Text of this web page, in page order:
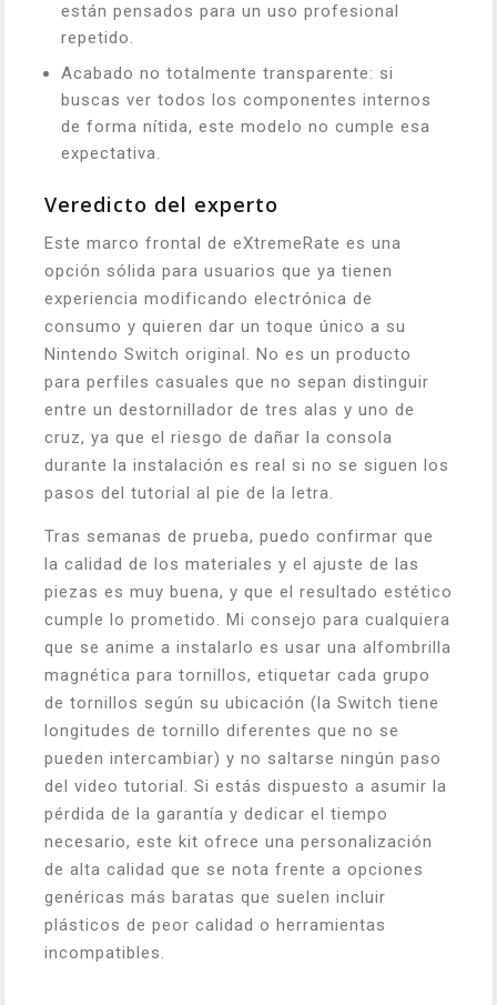
están pensados para un uso profesional
repetido.
Acabado no totalmente transparente: si
buscas ver todos los componentes internos
de forma nítida, este modelo no cumple esa
expectativa.
Veredicto del experto
Este marco frontal de eXtremeRate es una
opción sólida para usuarios que ya tienen
experiencia modificando electrónica de
consumo y quieren dar un toque único a su
Nintendo Switch original. No es un producto
para perfiles casuales que no sepan distinguir
entre un destornillador de tres alas y uno de
cruz, ya que el riesgo de dañar la consola
durante la instalación es real si no se siguen los
pasos del tutorial al pie de la letra.
Tras semanas de prueba, puedo confirmar que
la calidad de los materiales y el ajuste de las
piezas es muy buena, y que el resultado estético
cumple lo prometido. Mi consejo para cualquiera
que se anime a instalarlo es usar una alfombrilla
magnética para tornillos, etiquetar cada grupo
de tornillos según su ubicación (la Switch tiene
longitudes de tornillo diferentes que no se
pueden intercambiar) y no saltarse ningún paso
del video tutorial. Si estás dispuesto a asumir la
pérdida de la garantía y dedicar el tiempo
necesario, este kit ofrece una personalización
de alta calidad que se nota frente a opciones
genéricas más baratas que suelen incluir
plásticos de peor calidad o herramientas
incompatibles.